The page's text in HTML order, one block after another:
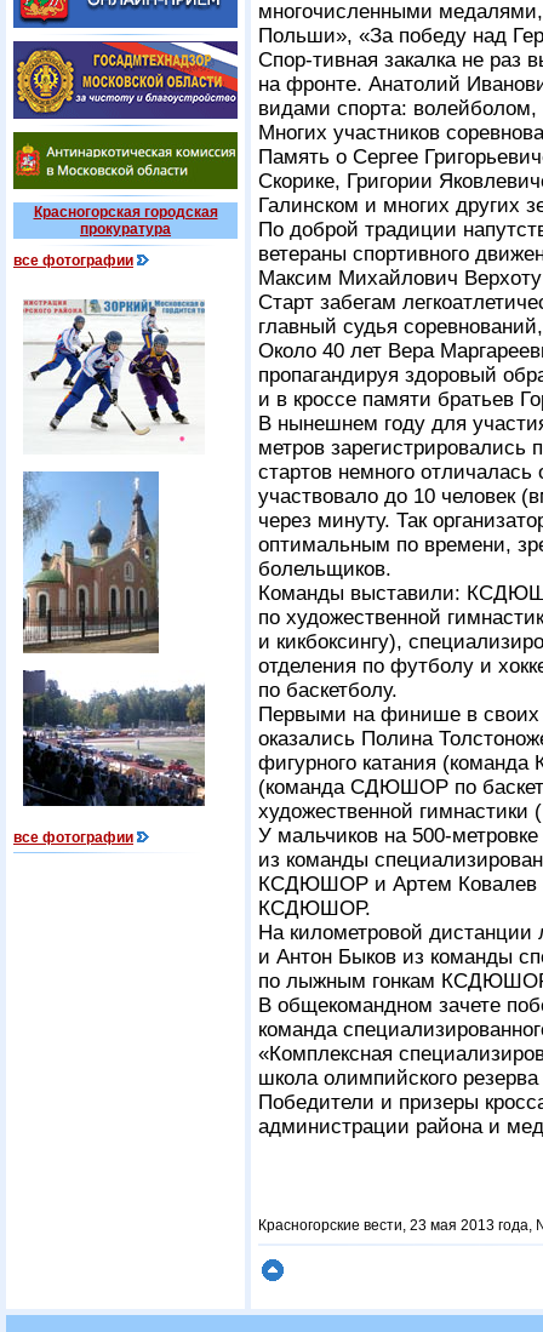
Красногорская городская
прокуратура
все фотографии
все фотографии
многочисленными
Польши», «За победу над
Спор-тивная закалка не раз
на фронте. Анатолий
видами спорта:
Многих участников
Память о Сергее
Скорике, Григории
Галинском и многих других
По доброй традиции
ветераны спортивного
Максим Михайлович
Старт забегам
главный судья
Около 40 лет Вера
пропагандируя здоровый
и в кроссе памяти братьев
В нынешнем году для
метров зарегистрировались
стартов немного
участвовало до 10 человек
через минуту. Так
оптимальным по времени,
болельщиков.
Команды выставили:
по художественной
и кикбоксингу),
отделения по футболу и
по баскетболу.
Первыми на финише в своих
оказались Полина
фигурного катания
(команда СДЮШОР по
художественной
У мальчиков на 500-метровке
из команды
КСДЮШОР и Артем Ковалев
КСДЮШОР.
На километровой
и Антон Быков из команды
по лыжным гонкам
В общекомандном зачете
команда
«Комплексная
школа олимпийского
Победители и призеры
администрации района и
Красногорские вести, 23 мая 2013